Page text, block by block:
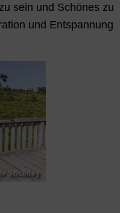
sein und Schönes zu
und Entspannung